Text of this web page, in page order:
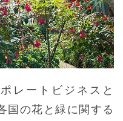
レートビジネスと
国の花と緑に関する